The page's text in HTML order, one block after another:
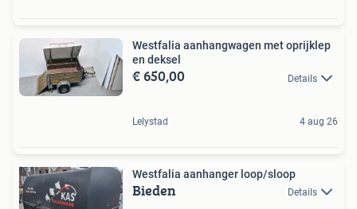
Westfalia aanhangwagen met oprijklep
en deksel
€ 650,00 Details
Lelystad 4 aug 26
Westfalia aanhanger loop/sloop
Bieden Details